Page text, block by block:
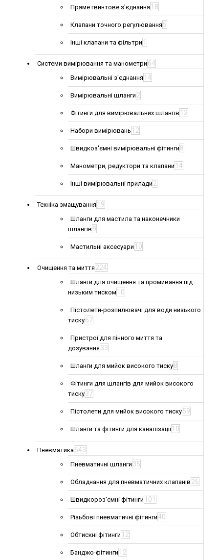
Пряме гвинтове з'єднання 18
Клапани точного регулювання 5
Інші клапани та фільтри 1
Системи вимірювання та манометри 64
Вимірювальні з'єднання 14
Вимірювальні шланги 2
Фітинги для вимірювальних шлангів 12
Набори вимірювань 12
Швидкоз'ємні вимірювальні фітинги 8
Манометри, редуктори та клапани 14
Інші вимірювальні прилади 2
Техніка змащування 19
Шланги для мастила та наконечники
шлангів 9
Мастильні аксесуари 10
Очищення та миття 224
Шланги для очищення та промивання під
низьким тиском 10
Пістолети-розпилювачі для води низького
тиску67
Пристрої для пінного миття та
дозування 33
Шланги для мийок високого тиску8
Фітинги для шлангів для мийок високого
тиску37
Пістолети для мийок високого тиску59
Шланги та фітинги для каналізації 10
Пневматика543
Пневматичні шланги 35
Обладнання для пневматичних клапанів 26
Швидкороз'ємні фітинги 101
Різьбові пневматичні фітинги40
Обтискні фітинги 12
Банджо-фітинги 12